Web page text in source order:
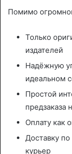
Помимо
Только
издателей
Надёжную
идеальном
Простой
предзаказа
Оплату как
Доставку
курьер